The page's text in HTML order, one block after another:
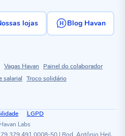
lojas Blog Havan
Vagas Havan
Painel do colaborador
salarial Troco solidário
LGPD
Havan Labs